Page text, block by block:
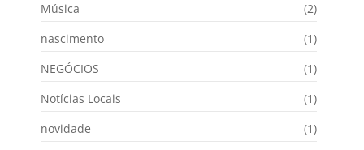
Música
(2)
nascimento
(1)
NEGÓCIOS
(1)
Notícias Locais
(1)
novidade
(1)